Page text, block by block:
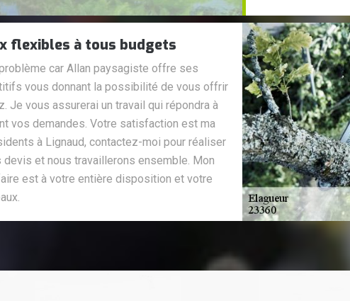
flexibles à tous budgets
car Allan paysagiste offre ses
vous donnant la possibilité de vous offrir
Je vous assurerai un travail qui répondra à
vos demandes. Votre satisfaction est ma
à Lignaud, contactez-moi pour réaliser
et nous travaillerons ensemble. Mon
est à votre entière disposition et votre